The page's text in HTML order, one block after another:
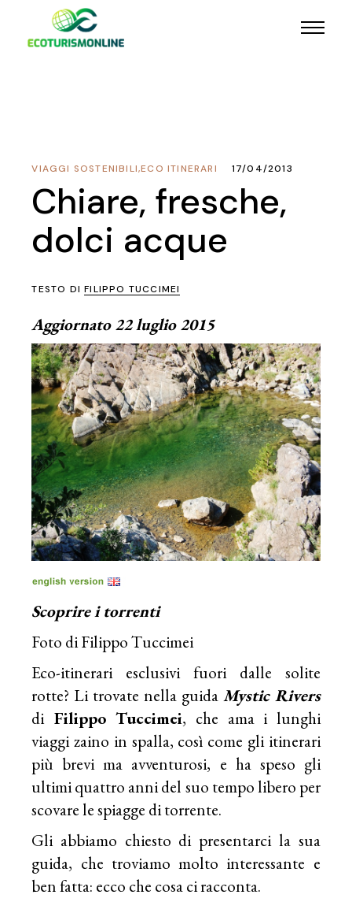
ECO ITINERARI
,
VIAGGI SOSTENIBILI 17/04/2013
Chiare, fresche,
dolci acque
TESTO DIFILIPPO TUCCIMEI
Aggiornato 22 luglio 2015
Scoprire i torrenti
Foto di Filippo Tuccimei
Eco-itinerari esclusivi fuori dalle solite
rotte? Li trovate nella guida Mystic Rivers
diFilippo Tuccimei, che ama i lunghi
viaggi zaino in spalla, così come gli itinerari
più brevi ma avventurosi, e ha speso gli
ultimi quattro anni del suo tempo libero per
scovare le spiagge di torrente.
Gli abbiamo chiesto di presentarci la sua
guida, che troviamo molto interessante e
ben fatta: ecco che cosa ci racconta.